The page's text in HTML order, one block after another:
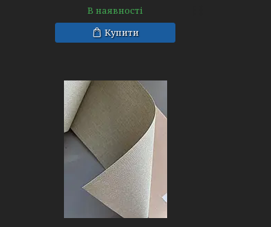
В наявності
Купити